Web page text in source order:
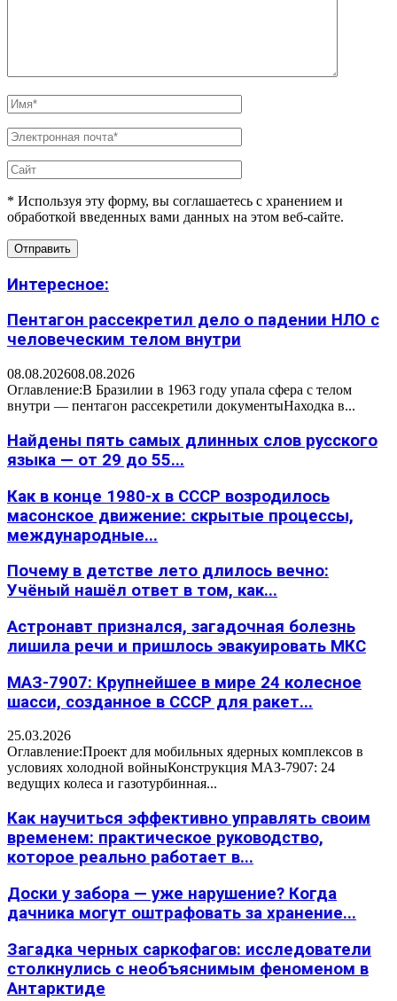
* Используя эту форму, вы соглашаетесь с хранением и
обработкой введенных вами данных на этом веб-сайте.
Интересное:
Пентагон рассекретил дело о падении НЛО с
человеческим телом внутри
08.08.202608.08.2026
Оглавление:В Бразилии в 1963 году упала сфера с телом
внутри — пентагон рассекретили документыНаходка в...
Найдены пять самых длинных слов русского
языка — от 29 до 55...
Как в конце 1980-х в СССР возродилось
масонское движение: скрытые процессы,
международные...
Почему в детстве лето длилось вечно:
Учёный нашёл ответ в том, как...
Астронавт признался, загадочная болезнь
лишила речи и пришлось эвакуировать МКС
МАЗ-7907: Крупнейшее в мире 24 колесное
шасси, созданное в СССР для ракет...
25.03.2026
Оглавление:Проект для мобильных ядерных комплексов в
условиях холодной войныКонструкция МАЗ-7907: 24
ведущих колеса и газотурбинная...
Как научиться эффективно управлять своим
временем: практическое руководство,
которое реально работает в...
Доски у забора — уже нарушение? Когда
дачника могут оштрафовать за хранение...
Загадка черных саркофагов: исследователи
столкнулись с необъяснимым феноменом в
Антарктиде